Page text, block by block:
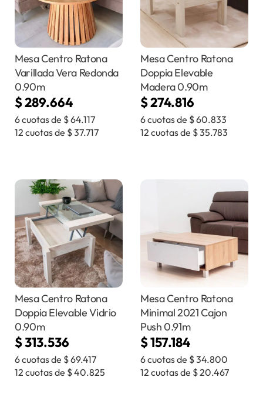
Mesa Centro Ratona
Varillada Vera Redonda
0.90m
$289.664
6 cuotas de $64.117
12 cuotas de $37.717
Mesa Centro Ratona
Doppia Elevable
Madera 0.90m
$274.816
6 cuotas de $60.833
12 cuotas de $35.783
Mesa Centro Ratona
Doppia Elevable Vidrio
0.90m
$313.536
6 cuotas de $69.417
12 cuotas de $40.825
Mesa Centro Ratona
Minimal 2021 Cajon
Push 0.91m
$157.184
6 cuotas de $34.800
12 cuotas de $20.467